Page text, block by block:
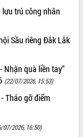
trú công nhân
Sầu riêng Đắk Lắk
Nhận quà liền tay”
(22/07/2026, 15:53)
Tháo gỡ điểm
07/2026, 16:50)